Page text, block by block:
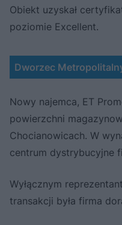
Obiekt uzyskał
poziomie Excellent.
Dworzec
Nowy najemca, ET
powierzchni
Chocianowicach. W
centrum dystrybucyjne
Wyłącznym
transakcji była firma